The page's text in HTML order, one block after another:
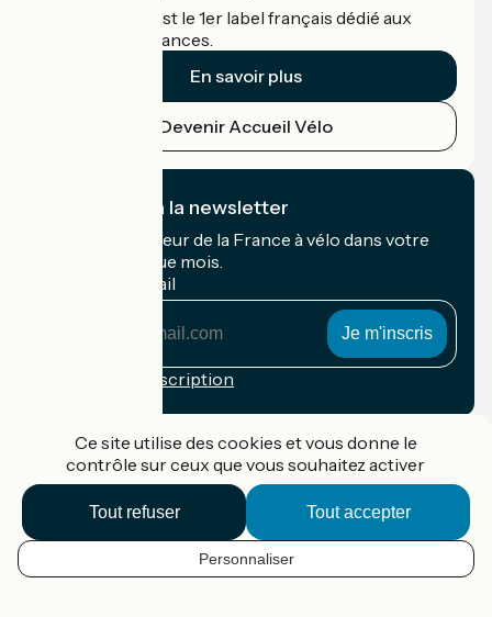
FR
Accueil Vélo c'est le 1er label français dédié aux
cyclistes en vacances.
En savoir plus
Devenir Accueil Vélo
Je m'abonne à la newsletter
Recevez le meilleur de la France à vélo dans votre
boîte mail chaque mois.
Mon adresse mail
Conditions d'inscription
Accueil Vélo Pro
Contact
Mentions légales
Ce site utilise des cookies et vous donne le
contrôle sur ceux que vous souhaitez activer
Tout accepter
Tout refuser
Personnaliser